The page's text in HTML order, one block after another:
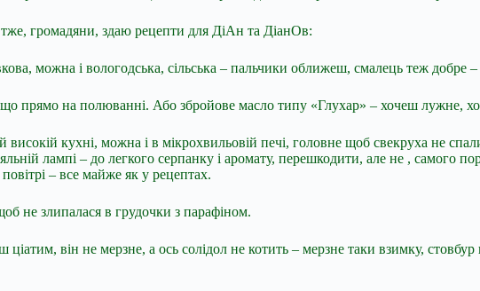
громадяни, здаю рецепти для ДіАн та ДіанОв:
можна і вологодська, сільська – пальчики оближеш, смалець теж добре
прямо на полюванні. Або збройове масло типу «Глухар» – хочеш лужне,
високій кухні, можна і в мікрохвильовій печі, головне щоб свекруха не
лампі – до легкого серпанку і аромату, перешкодити, але не , самого
– все майже як у рецептах.
не злипалася в грудочки з парафіном.
він не мерзне, а ось солідол не котить – мерзне таки взимку,